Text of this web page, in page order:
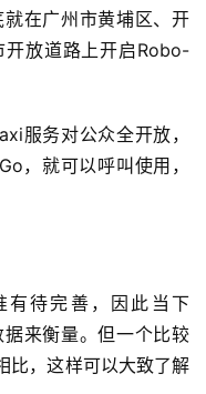
在广州市黄埔区、开
放道路上开启Robo-
服务对公众全开放，
，就可以呼叫使用，
有待完善，因此当下
来衡量。但一个比较
比，这样可以大致了解